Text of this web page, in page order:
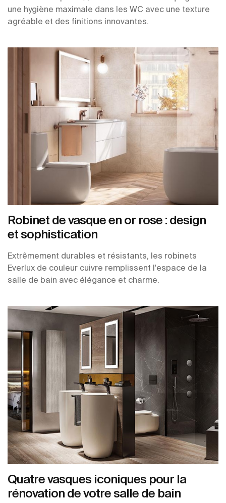
une hygiène maximale dans les WC avec une texture
agréable et des finitions innovantes.
Robinet de vasque en or rose : design
et sophistication
Extrêmement durables et résistants, les robinets
Everlux de couleur cuivre remplissent l'espace de la
salle de bain avec élégance et charme.
Quatre vasques iconiques pour la
rénovation de votre salle de bain